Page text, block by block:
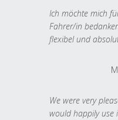
Ich möchte mich
Fahrer/in
flexibel und
We were very
would happily use